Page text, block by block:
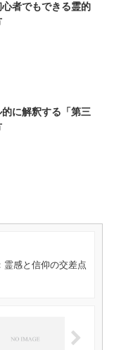
者でもできる霊的
に解釈する「第三
霊感と信仰の交差点